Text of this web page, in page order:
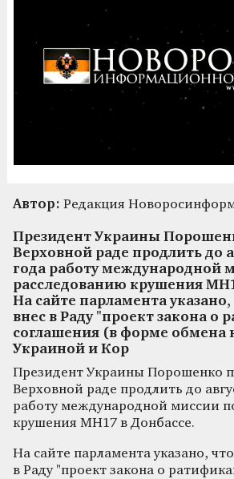
Автор: Редакция
Президент Украины
Верховной раде продлить до
года работу международной
расследованию крушения
На сайте парламента
внес в Раду "проект закона о
соглашения (в форме обмена
Украиной и Кор
Президент Украины Порошенко
Верховной раде продлить до
работу международной миссии
крушения MH17 в Донбассе.
На сайте парламента указано,
в Раду "проект закона о